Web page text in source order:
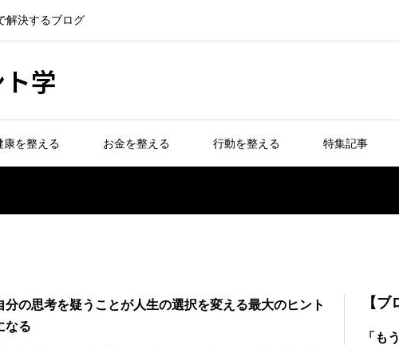
解決するブログ
学
康を整える お金を整える 行動を整える 特集記事
分の思考を疑うことが人生の選択を変える最大のヒント
なる
【
「も